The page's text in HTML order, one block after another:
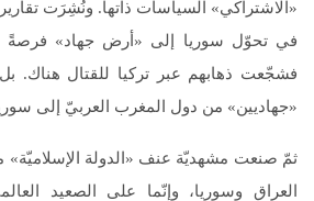
«الاشتراكي» السياسات ذاتها. ونُشِرَت
في تحوّل سوريا إلى «أرض جهاد» فرصةً
فشجّعت ذهابهم عبر تركيا للقتال هناك.
«جهاديين» من دول المغرب العربيّ إلى
ثمّ صنعت مشهديّة عنف «الدولة
العراق وسوريا، وإنّما على الصعيد